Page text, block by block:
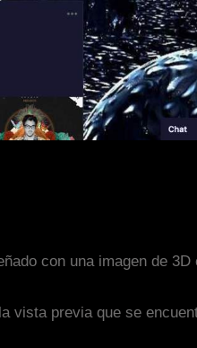
con una imagen de 3D
vista previa que se